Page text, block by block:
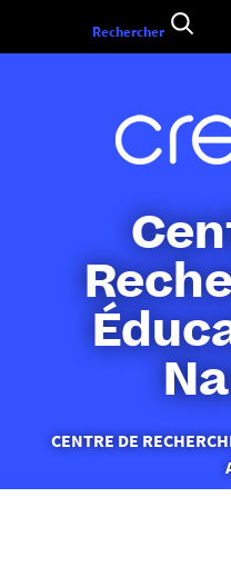
Vous
ici :
CENTRE DE
Rechercher